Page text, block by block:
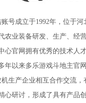
号成立于1992年，位于河
农业装备研发、生产、经
心官网拥有优秀的技术人
年以来多乐游戏斗地主官
生产企业相互合作交流
心研讨，形成了具有产品